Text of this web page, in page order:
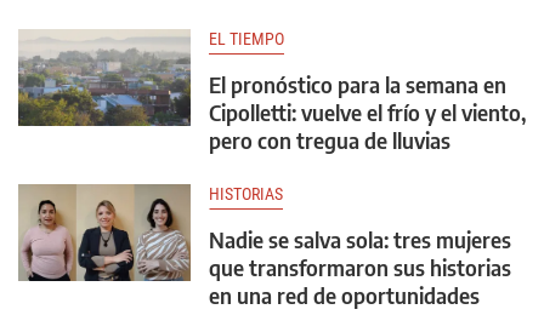
EL TIEMPO
El pronóstico para la semana en
Cipolletti: vuelve el frío y el viento,
pero con tregua de lluvias
HISTORIAS
Nadie se salva sola: tres mujeres
que transformaron sus historias
en una red de oportunidades